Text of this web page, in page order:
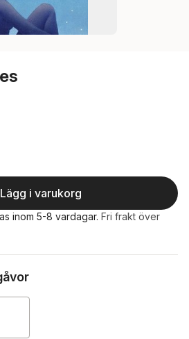
röster:
Lägg i varukorg
inom 5-8 vardagar. Fri frakt över